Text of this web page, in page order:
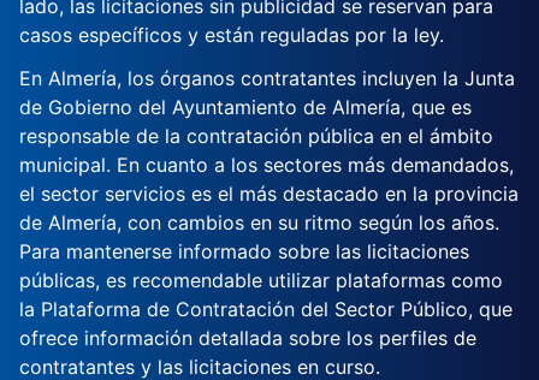
lado, las licitaciones sin publicidad se reservan para
casos específicos y están reguladas por la ley.
En Almería, los órganos contratantes incluyen la Junta
de Gobierno del Ayuntamiento de Almería, que es
responsable de la contratación pública en el ámbito
municipal. En cuanto a los sectores más demandados,
el sector servicios es el más destacado en la provincia
de Almería, con cambios en su ritmo según los años.
Para mantenerse informado sobre las licitaciones
públicas, es recomendable utilizar plataformas como
la Plataforma de Contratación del Sector Público, que
ofrece información detallada sobre los perfiles de
contratantes y las licitaciones en curso.